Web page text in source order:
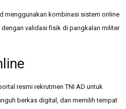
menggunakan kombinasi sistem online
validasi fisik di pangkalan militer
resmi rekrutmen TNI AD untuk
berkas digital, dan memilih tempat